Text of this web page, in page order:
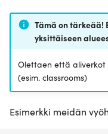
Tämä on tärkeää!
yksittäiseen
Olettaen että aliverkot
(esim. classrooms)
Esimerkki meidän